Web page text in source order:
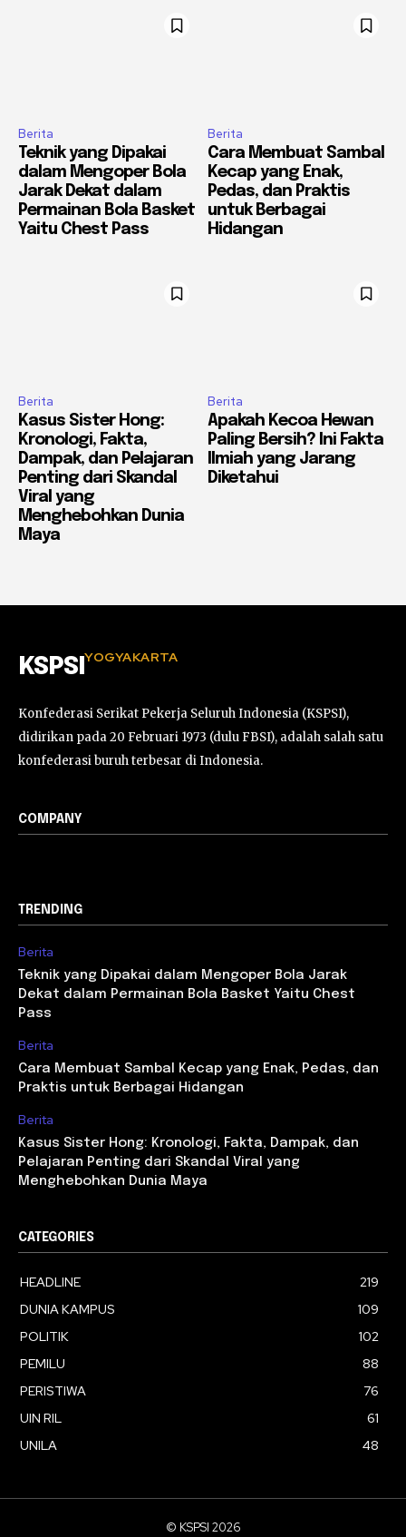
Berita
Teknik yang Dipakai
dalam Mengoper Bola
Jarak Dekat dalam
Permainan Bola Basket
Yaitu Chest Pass
Berita
Cara Membuat Sambal
Kecap yang Enak,
Pedas, dan Praktis
untuk Berbagai
Hidangan
Berita
Kasus Sister Hong:
Kronologi, Fakta,
Dampak, dan Pelajaran
Penting dari Skandal
Viral yang
Menghebohkan Dunia
Maya
Berita
Apakah Kecoa Hewan
Paling Bersih? Ini Fakta
Ilmiah yang Jarang
Diketahui
KSPSI YOGYAKARTA
Konfederasi Serikat Pekerja Seluruh Indonesia (KSPSI),
didirikan pada 20 Februari 1973 (dulu FBSI), adalah salah satu
konfederasi buruh terbesar di Indonesia.
COMPANY
TRENDING
Berita
Teknik yang Dipakai dalam Mengoper Bola Jarak
Dekat dalam Permainan Bola Basket Yaitu Chest
Pass
Berita
Cara Membuat Sambal Kecap yang Enak, Pedas, dan
Praktis untuk Berbagai Hidangan
Berita
Kasus Sister Hong: Kronologi, Fakta, Dampak, dan
Pelajaran Penting dari Skandal Viral yang
Menghebohkan Dunia Maya
CATEGORIES
HEADLINE
219
DUNIA KAMPUS
109
POLITIK
102
PEMILU
88
PERISTIWA
76
UIN RIL
61
UNILA
48
© KSPSI 2026